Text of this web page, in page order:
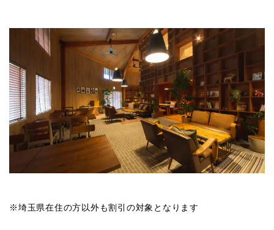
※埼玉県在住の方以外も割引の対象となります